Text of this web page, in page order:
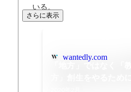
いる。
さらに表示
wantedly.com